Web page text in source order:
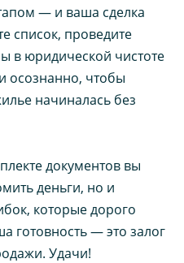
— и ваша сделка
список, проведите
в юридической чистоте
осознанно, чтобы
начиналась без
документов вы
деньги, но и
которые дорого
готовность — это залог
Удачи!